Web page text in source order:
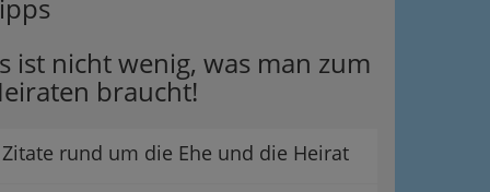
ist nicht wenig, was man zum
braucht!
Zitate rund um die Ehe und die Heirat